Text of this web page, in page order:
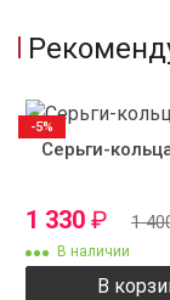
Серьги-
1 330 ₽ 1
В наличии
В
-5%